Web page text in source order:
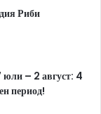
Риби
юли – 2 август: 4
период!